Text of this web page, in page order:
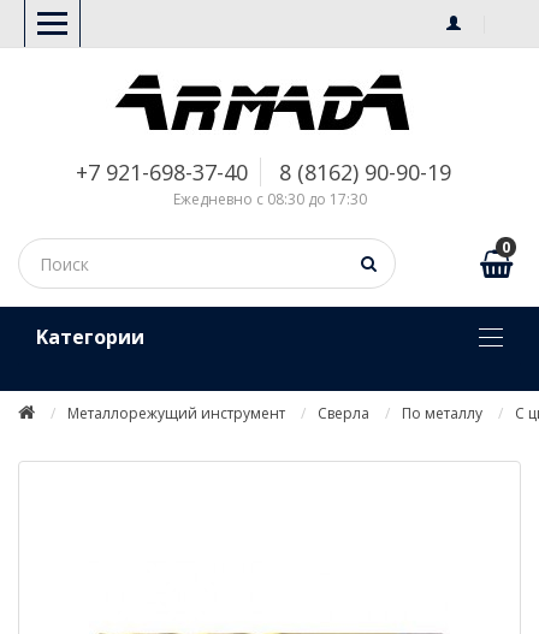
+7 921-698-37-40 8 (8162) 90-90-19
Ежедневно с 08:30 до 17:30
0
Kатегории
Металлорежущий инструмент Сверла По металлу С